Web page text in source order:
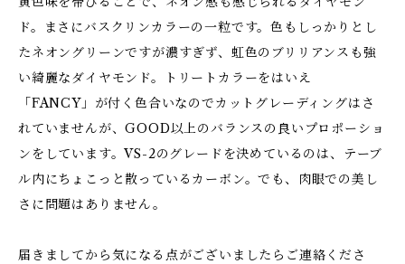
ド。まさにバスクリンカラーの一粒です。色もしっかりとし
たネオングリーンですが濃すぎず、虹色のブリリアンスも強
い綺麗なダイヤモンド。トリートカラーをはいえ
「FANCY」が付く色合いなのでカットグレーディングはさ
れていませんが、GOOD以上のバランスの良いプロポーショ
ンをしています。VS-2のグレードを決めているのは、テーブ
ル内にちょこっと散っているカーボン。でも、肉眼での美し
さに問題はありません。
届きましてから気になる点がございましたらご連絡くださ